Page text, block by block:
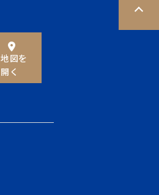
地図を
開く